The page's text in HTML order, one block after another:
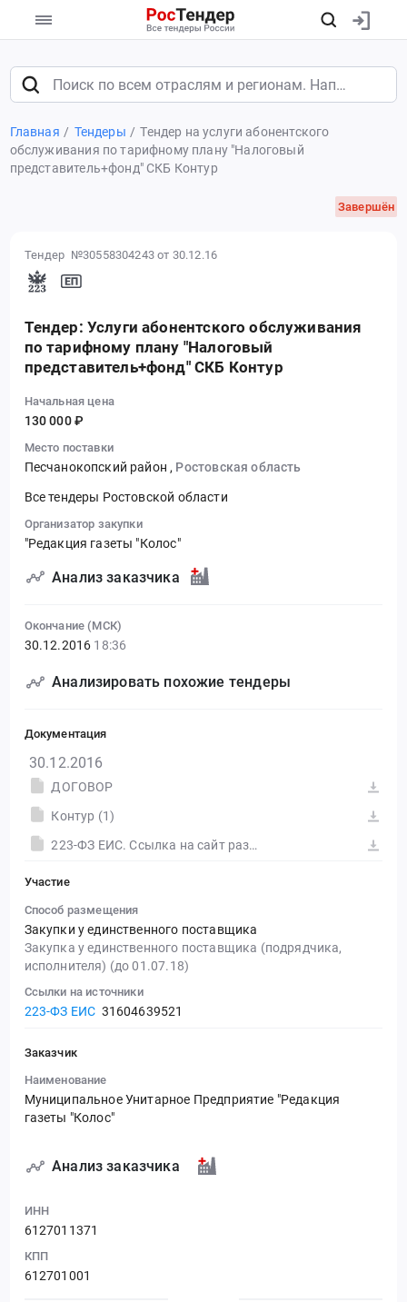
Главная Тендеры
Тендер на услуги абонентского
обслуживания по тарифному плану "Налоговый
представитель+фонд" СКБ Контур
Завершён
Тендер №30558304243 от 30.12.16
Тендер: Услуги абонентского обслуживания
по тарифному плану "Налоговый
представитель+фонд" СКБ Контур
Начальная цена
130 000 ₽
Место поставки
Песчанокопский район , Ростовская область
Все тендеры Ростовской области
Организатор закупки
"Редакция газеты "Колос"
Анализ заказчика
Окончание (МСК)
30.12.2016 18:36
Анализировать похожие тендеры
Документация
30.12.2016
ДОГОВОР
Контур (1)
223-ФЗ ЕИС. Ссылка на сайт размещения тендера #30558304243.doc
Участие
Способ размещения
Закупки у единственного поставщика
Закупка у единственного поставщика (подрядчика,
исполнителя) (до 01.07.18)
Ссылки на источники
223-ФЗ ЕИС 31604639521
Заказчик
Наименование
Муниципальное Унитарное Предприятие "Редакция
газеты "Колос"
Анализ заказчика
ИНН
6127011371
КПП
612701001